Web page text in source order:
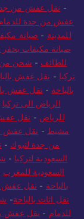
- نقل عفش من
عفش من جدة
للمدينة - صيانة
صيانة مكيفات بحفر
للطائف - شحن من
تركيا - نقل عفش
بالباحة - نقل عفش
الرياض الى تركيا
للرياض - نقل
مشيط - نقل عفش
من جدة لتبوك -
السعودية لتركيا -
السعودية للمغرب
بالباحة - نقل عفش
نقل اثاث بالباحة-
للدمام - نقل عفش